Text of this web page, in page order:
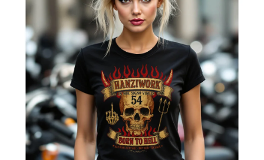
hvězdiček.